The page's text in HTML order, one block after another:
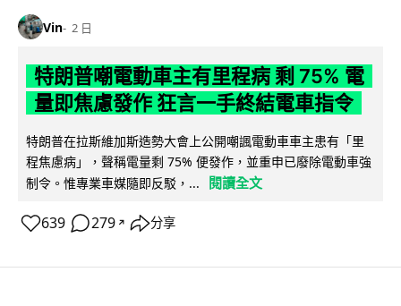
Vin 2 日
特朗普嘲電動車主有里程病 剩 75% 電
量即焦慮發作 狂言一手終結電車指令
特朗普在拉斯維加斯造勢大會上公開嘲諷電動車車主患有「里
程焦慮病」，聲稱電量剩 75% 便發作，並重申已廢除電動車強
制令。惟專業車媒隨即反駁，...
閱讀全文
639 279 ↗ 分享